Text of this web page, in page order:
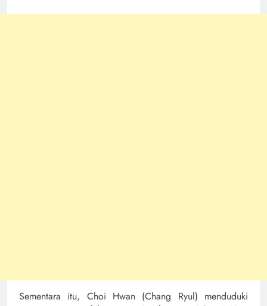
Sementara itu, Choi Hwan (Chang Ryul) menduduki